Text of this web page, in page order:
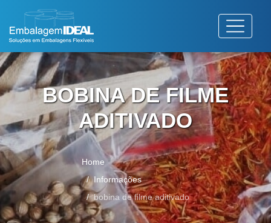
BOBINA DE FILME
ADITIVADO
Home
Informações
bobina de filme aditivado